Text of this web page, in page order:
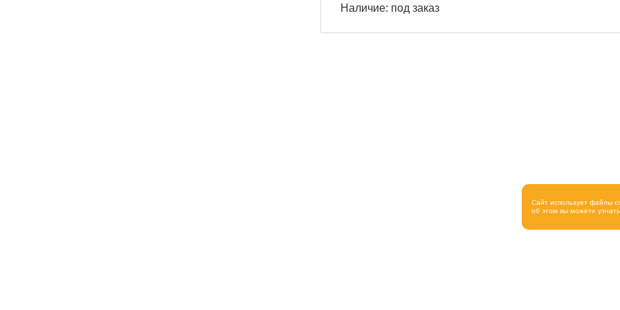
Наличие: под заказ
Сайт использует файлы
об этом вы можете